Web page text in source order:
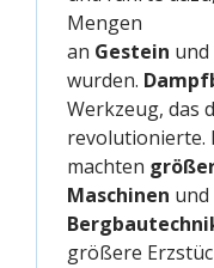
Mengen
an Gestein und
wurden.
Werkzeug, das
revolutionierte.
machten
Maschinen und
größere